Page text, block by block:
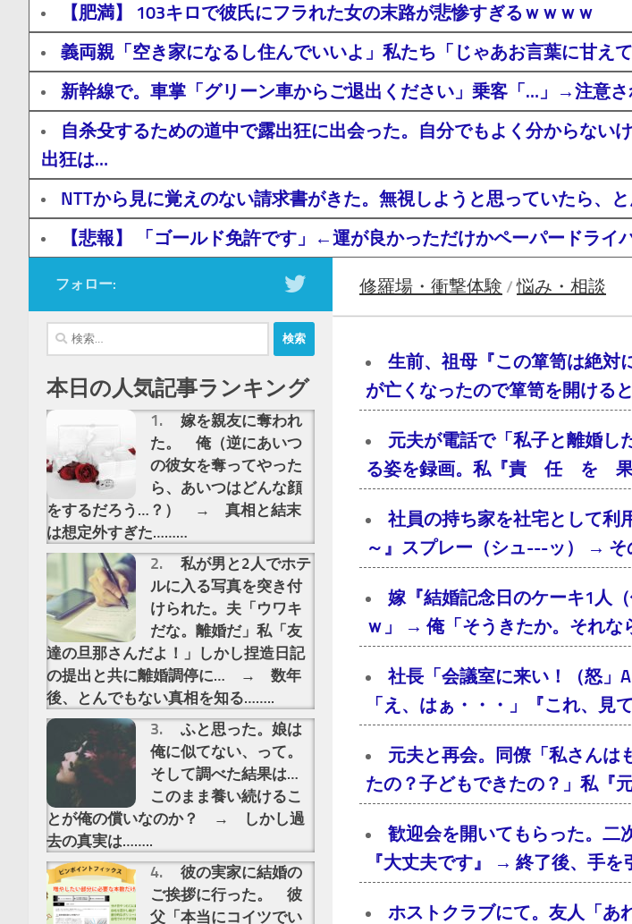
【肥満】 103キロで彼氏にフラれた女の末路が悲惨すぎるｗｗｗｗ
義両親「空き家になるし住んでいいよ」私たち「じゃあお言葉に甘
新幹線で。車掌「グリーン車からご退出ください」乗客「…」→注意
自杀殳するための道中で露出狂に出会った。自分でもよく分からな
出狂は…
NTTから見に覚えのない請求書がきた。無視しようと思っていたら、
【悲報】 「ゴールド免許です」←運が良かっただけかペーパードライ
修羅場・衝撃体験 / 悩み・相談
生前、祖母『この箪笥は絶対
が亡くなったので箪笥を開ける
元夫が電話で「私子と離婚し
る姿を録画。私『責 任 を
社員の持ち家を社宅として利
～』スプレー（シュ---ッ） → そ
嫁『結婚記念日のケーキ1人
ｗ」 → 俺「そうきたか。そ
社長「会議室に来い！（怒」
「え、はぁ・・・」『これ、見
元夫と再会。同僚「私さんは
たの？子どもできたの？」私『
歓迎会を開いてもらった。二
『大丈夫です』 → 終了後、手
ホストクラブにて。友人「あ
フォロー:
検
索:
本日の人気記事ランキング
嫁を親友に奪われ
た。 俺（逆にあいつ
の彼女を奪ってやった
ら、あいつはどんな顔
をするだろう…？） → 真相と結末
は想定外すぎた………
私が男と2人でホテ
ルに入る写真を突き付
けられた。夫「ウワキ
だな。離婚だ」私「友
達の旦那さんだよ！」しかし捏造日記
の提出と共に離婚調停に… → 数年
後、とんでもない真相を知る……..
ふと思った。娘は
俺に似てない、って。
そして調べた結果は…
このまま養い続けるこ
とが俺の償いなのか？ → しかし過
去の真実は……..
彼の実家に結婚の
ご挨拶に行った。 彼
父「本当にコイツでい